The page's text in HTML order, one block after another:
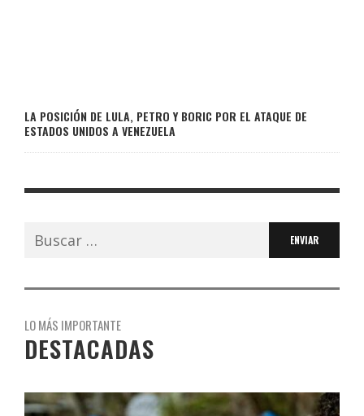
LA POSICIÓN DE LULA, PETRO Y BORIC POR EL ATAQUE DE
ESTADOS UNIDOS A VENEZUELA
Buscar:
LO MÁS IMPORTANTE
DESTACADAS